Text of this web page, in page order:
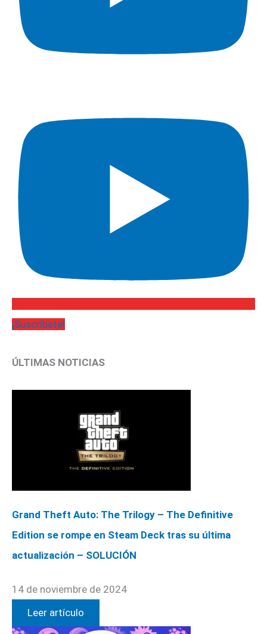
¡Suscríbete!
ÚLTIMAS NOTICIAS
Grand Theft Auto: The Trilogy – The Definitive
Edition se rompe en Steam Deck tras su última
actualización – SOLUCIÓN
14 de noviembre de 2024
Leer artículo